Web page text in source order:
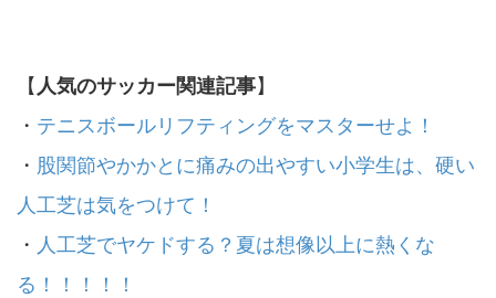
【 人気のサッカー関連記事】
・ テニスボールリフティングをマスターせよ！
・ 股関節やかかとに痛みの出やすい小学生は、硬い
人工芝は気をつけて！
・ 人工芝でヤケドする？夏は想像以上に熱くな
る！！！！！